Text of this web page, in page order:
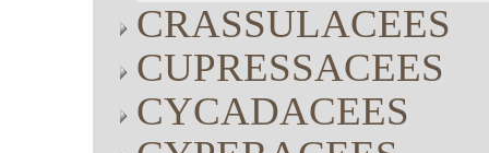
CRASSULACEES
CUPRESSACEES
CYCADACEES